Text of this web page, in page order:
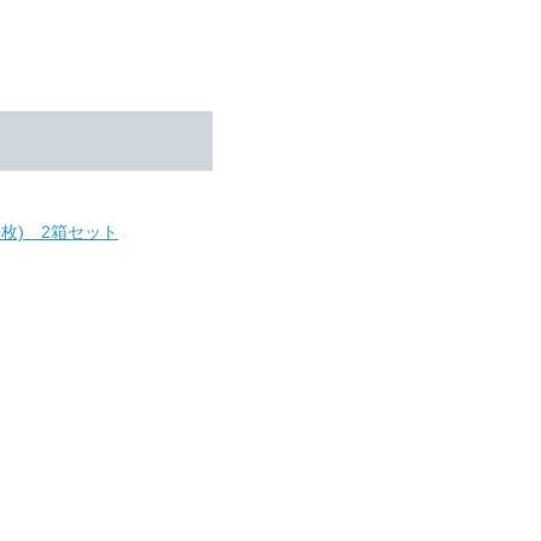
枚) 2箱セット